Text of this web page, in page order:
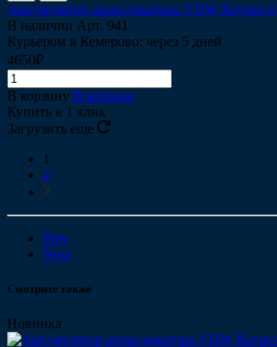
Аккумулятор апекслокатора VDW Raypex 6
В наличии Арт. 941
Курьером в Кемерово: через 5 дней
4650₽
В корзину В корзине
Купить в 1 клик
Загрузить еще
1
2
Prev
Next
Смотрите также
Новинка